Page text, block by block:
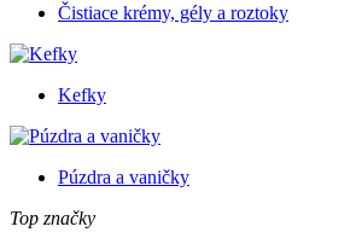
Čistiace krémy, gély a roztoky
Kefky
Púzdra a vaničky
Top značky